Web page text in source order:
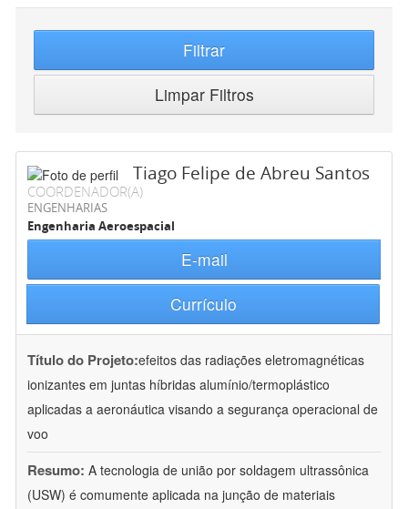
Filtrar
Limpar Filtros
Tiago Felipe de Abreu Santos
COORDENADOR(A)
ENGENHARIAS
Engenharia Aeroespacial
E-mail
Currículo
Título do Projeto:efeitos das radiações eletromagnéticas
ionizantes em juntas híbridas alumínio/termoplástico
aplicadas a aeronáutica visando a segurança operacional de
voo
Resumo: A tecnologia de união por soldagem ultrassônica
(USW) é comumente aplicada na junção de materiais